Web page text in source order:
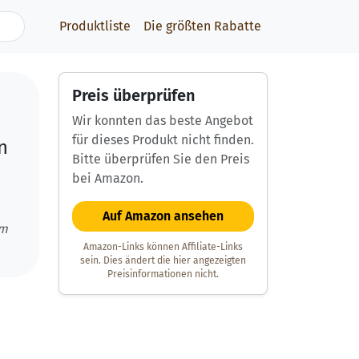
Produktliste Die größten Rabatte
Preis überprüfen
Wir konnten das beste Angebot
für dieses Produkt nicht finden.
Bitte überprüfen Sie den Preis
bei Amazon.
Auf Amazon ansehen
Amazon-Links können Affiliate-Links
sein. Dies ändert die hier angezeigten
Preisinformationen nicht.